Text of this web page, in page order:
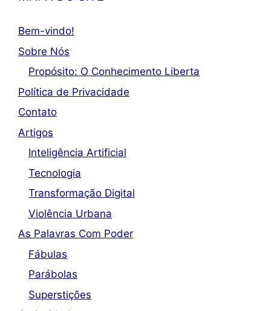
Bem-vindo!
Sobre Nós
Propósito: O Conhecimento Liberta
Política de Privacidade
Contato
Artigos
Inteligência Artificial
Tecnologia
Transformação Digital
Violência Urbana
As Palavras Com Poder
Fábulas
Parábolas
Superstições